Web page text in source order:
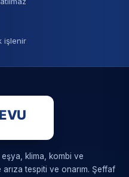
işlenir
eşya, klima, kombi ve
tespiti ve onarım. Şeffaf